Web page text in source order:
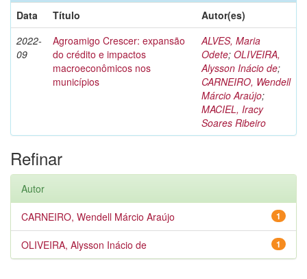
Data
Título
Autor(es)
2022-
09
Agroamigo Crescer: expansão
do crédito e impactos
macroeconômicos nos
municípios
ALVES, Maria
Odete; OLIVEIRA,
Alysson Inácio de;
CARNEIRO, Wendell
Márcio Araújo;
MACIEL, Iracy
Soares Ribeiro
Refinar
Autor
1
CARNEIRO, Wendell Márcio Araújo
1
OLIVEIRA, Alysson Inácio de